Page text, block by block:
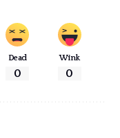
Dead
0
Wink
0